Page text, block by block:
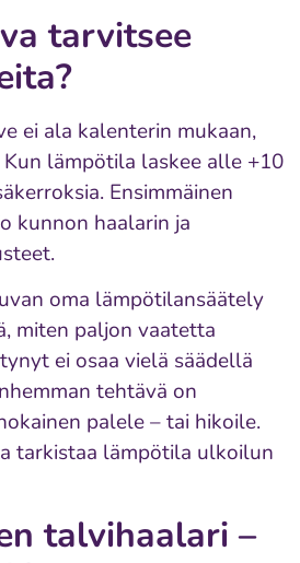
tarvitsee
ei ala kalenterin mukaan,
Kun lämpötila laskee alle +10
Ensimmäinen
kunnon haalarin ja
oma lämpötilansäätely
miten paljon vaatetta
ei osaa vielä säädellä
tehtävä on
palele – tai hikoile.
tarkistaa lämpötila ulkoilun
talvihaalari –